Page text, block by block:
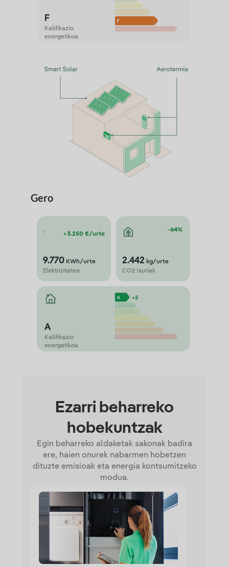
F
Kalifikazio
energetikoa
Gero
+3.250 €/urte
9.770 KWh/urte
Elektrizitatea
-64%
2.442 kg/urte
CO2 isuriak
A
Kalifikazio
energetikoa
Ezarri beharreko
hobekuntzak
Egin beharreko aldaketak sakonak badira
ere, haien onurek nabarmen hobetzen
dituzte emisioak eta energia kontsumitzeko
modua.